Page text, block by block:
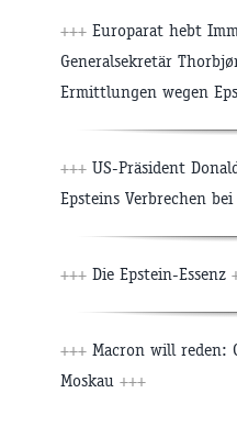
+++ Europarat hebt
Generalsekretär
Ermittlungen wegen
+++ US-Präsident
Epsteins Verbrechen
+++ Die Epstein-Essenz
+++ Macron will reden:
Moskau +++